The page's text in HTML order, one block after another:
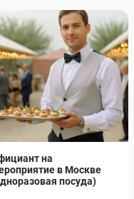
на
в Москве
посуда)